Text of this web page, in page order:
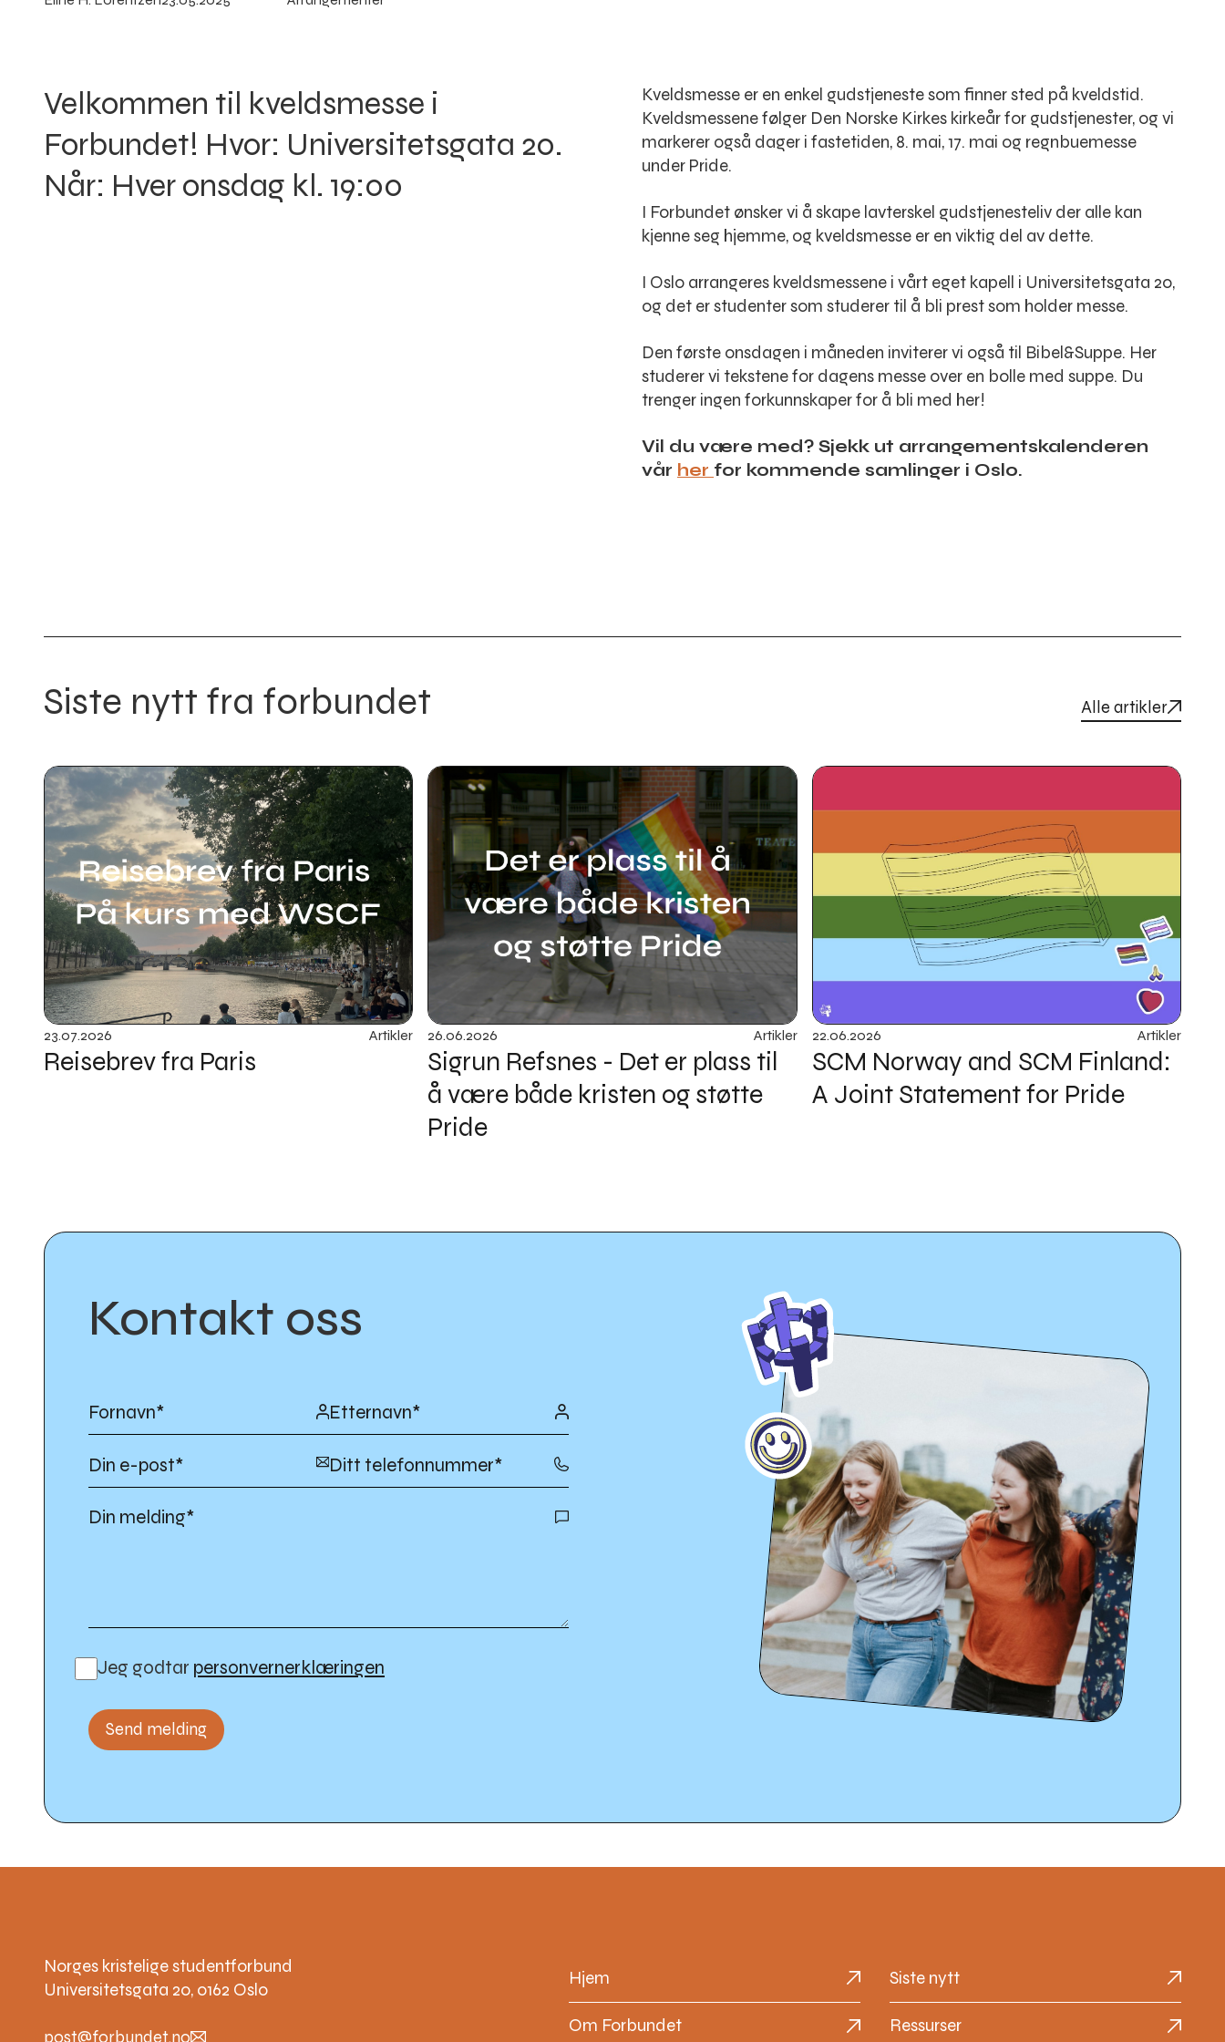
Velkommen til kveldsmesse i
Forbundet! Hvor: Universitetsgata 20.
Når: Hver onsdag kl. 19:00
Kveldsmesse er en enkel gudstjeneste som finner sted på kveldstid.
Kveldsmessene følger Den Norske Kirkes kirkeår for gudstjenester, og vi
markerer også dager i fastetiden, 8. mai, 17. mai og regnbuemesse
under Pride.
I Forbundet ønsker vi å skape lavterskel gudstjenesteliv der alle kan
kjenne seg hjemme, og kveldsmesse er en viktig del av dette.
I Oslo arrangeres kveldsmessene i vårt eget kapell i Universitetsgata 20,
og det er studenter som studerer til å bli prest som holder messe.
Den første onsdagen i måneden inviterer vi også til Bibel&Suppe. Her
studerer vi tekstene for dagens messe over en bolle med suppe. Du
trenger ingen forkunnskaper for å bli med her!
Vil du være med? Sjekk ut arrangementskalenderen
vår her for kommende samlinger i Oslo.
Siste nytt fra forbundet Alle artikler
23.07.2026 Artikler
Reisebrev fra Paris
26.06.2026 Artikler
Sigrun Refsnes - Det er plass til
å være både kristen og støtte
Pride
22.06.2026 Artikler
SCM Norway and SCM Finland:
A Joint Statement for Pride
Kontakt oss
Jeg godtar personvernerklæringen
Norges kristelige studentforbund
Universitetsgata 20, 0162 Oslo
post@forbundet.no
Hjem
Om Forbundet
Siste nytt
Ressurser